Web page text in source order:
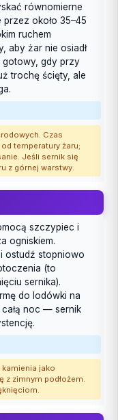
równomierne
około 35–45
ruchem
aby żar nie osiadł
gotowy, gdy przy
trochę ścięty, ale
Czas
temperatury żaru;
Jeśli sernik się
z górnej warstwy.
szczypiec i
ogniskiem.
ostudź stopniowo
(to
sernika).
do lodówki na
całą noc — sernik
kamienia jako
z zimnym podłożem.